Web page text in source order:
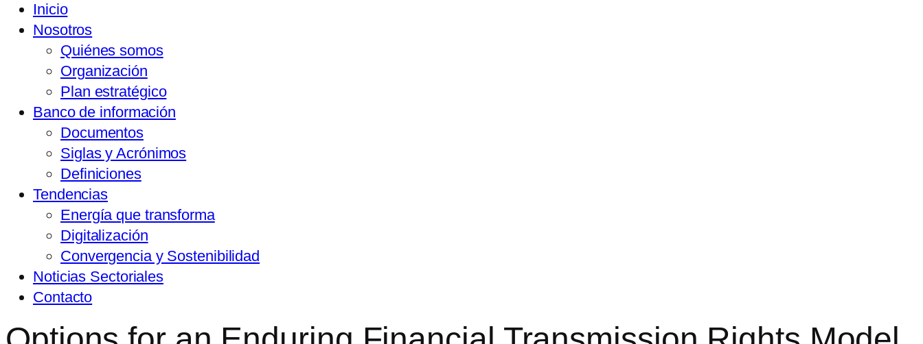
Inicio
Nosotros
Quiénes somos
Organización
Plan estratégico
Banco de información
Documentos
Siglas y Acrónimos
Definiciones
Tendencias
Energía que transforma
Digitalización
Convergencia y Sostenibilidad
Noticias Sectoriales
Contacto